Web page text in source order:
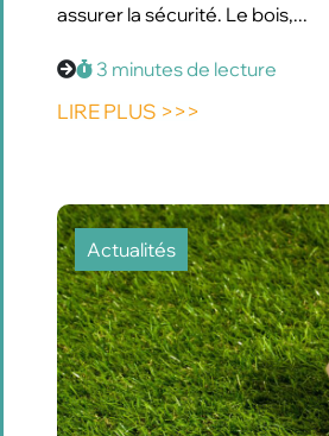
assurer la sécurité. Le bois,...
3 minutes de lecture
LIRE PLUS >>>
Actualités